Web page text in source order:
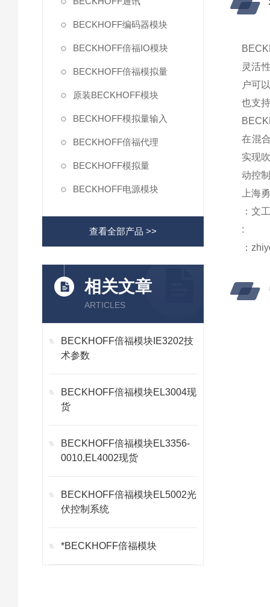
BECKHOFF编码器模块
BECKHOFF倍福IO模块
BECKHOFF倍福模拟量
原装BECKHOFF模块
BECKHOFF模拟量输入
BECKHOFF倍福代理
BECKHOFF模拟量
BECKHOFF电源模块
查看全部产品 >>
相关文章
ARTICLES
BECKHOFF倍福模块IE3202技
术参数
BECKHOFF倍福模块EL3004现
货
BECKHOFF倍福模块EL3356-
0010,EL4002现货
BECKHOFF倍福模块EL5002光
伏控制系统
*BECKHOFF倍福模块
灵活
户可
也支
在混
实现
动控
上海
：文
:
：